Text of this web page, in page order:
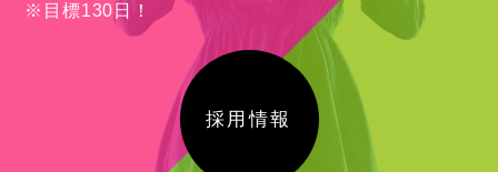
※目標130日！
採用情報